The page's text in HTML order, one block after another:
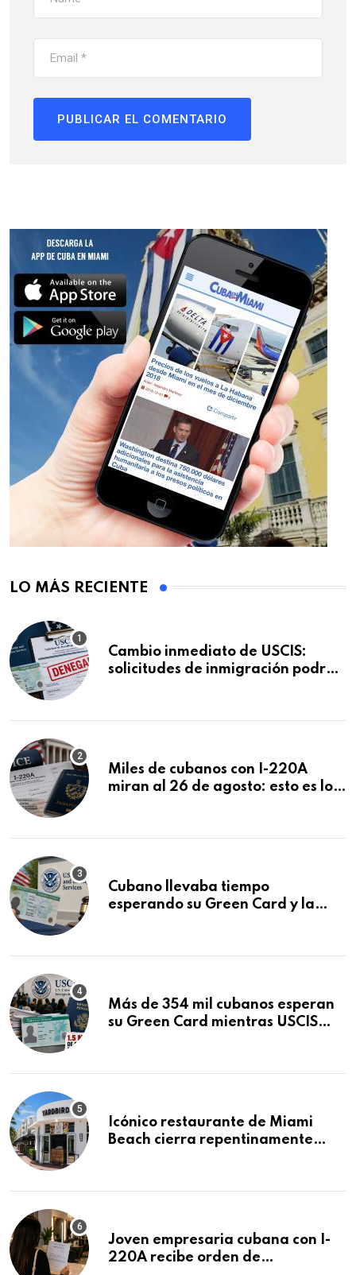
LO MÁS RECIENTE
Cambio inmediato de USCIS:
solicitudes de inmigración podrán
Miles de cubanos con I-220A
miran al 26 de agosto: esto es lo
Cubano llevaba tiempo
esperando su Green Card y la
Más de 354 mil cubanos esperan
su Green Card mientras USCIS
Icónico restaurante de Miami
Beach cierra repentinamente
Joven empresaria cubana con I-
220A recibe orden de